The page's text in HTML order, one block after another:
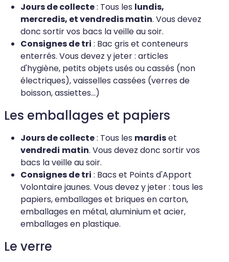
Jours de collecte: Tous les lundis,
mercredis, et vendredis matin. Vous devez
donc sortir vos bacs la veille au soir.
Consignes de tri : Bac gris et conteneurs
enterrés. Vous devez y jeter : articles
d'hygiène, petits objets usés ou cassés (non
électriques), vaisselles cassées (verres de
boisson, assiettes...)
Les emballages et papiers
Jours de collecte: Tous les mardiset
vendredi matin. Vous devez donc sortir vos
bacs la veille au soir.
Consignes de tri : Bacs et Points d'Apport
Volontaire jaunes. Vous devez y jeter : tous les
papiers, emballages et briques en carton,
emballages en métal, aluminium et acier,
emballages en plastique.
Le verre